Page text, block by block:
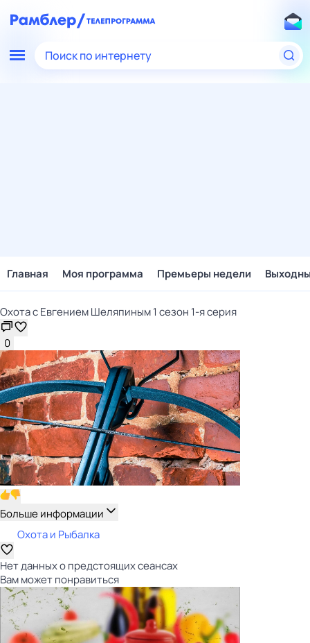
Поиск по интернету
Главная Моя программа Премьеры недели
Охота с Евгением Шеляпиным 1 сезон 1-я серия
0
Больше информации
Охота и Рыбалка
Нет данных о предстоящих сеансах
Вам может понравиться